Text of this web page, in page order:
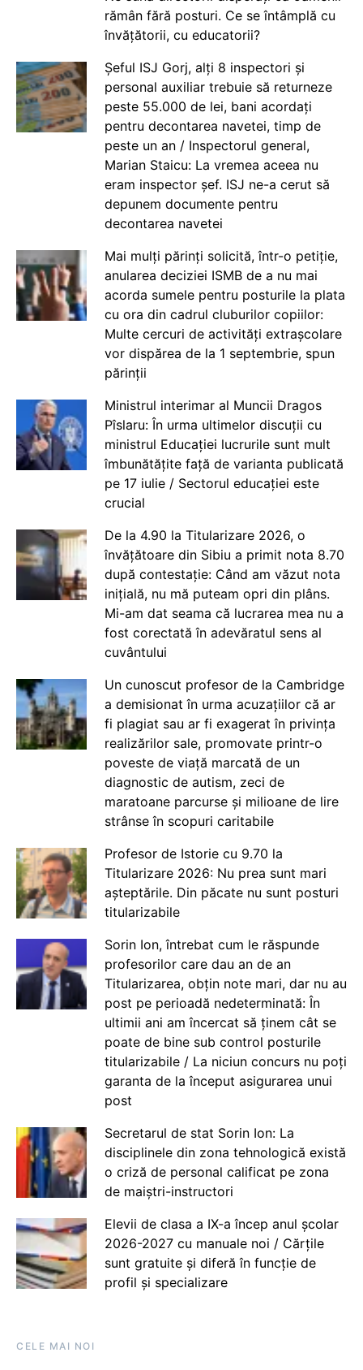
rămân fără posturi. Ce se întâmplă cu
învățătorii, cu educatorii?
Șeful ISJ Gorj, alți 8 inspectori și
personal auxiliar trebuie să returneze
peste 55.000 de lei, bani acordați
pentru decontarea navetei, timp de
peste un an / Inspectorul general,
Marian Staicu: La vremea aceea nu
eram inspector șef. ISJ ne-a cerut să
depunem documente pentru
decontarea navetei
Mai mulți părinți solicită, într-o petiție,
anularea deciziei ISMB de a nu mai
acorda sumele pentru posturile la plata
cu ora din cadrul cluburilor copiilor:
Multe cercuri de activități extrașcolare
vor dispărea de la 1 septembrie, spun
părinții
Ministrul interimar al Muncii Dragos
Pîslaru: În urma ultimelor discuții cu
ministrul Educației lucrurile sunt mult
îmbunătățite față de varianta publicată
pe 17 iulie / Sectorul educației este
crucial
De la 4.90 la Titularizare 2026, o
învățătoare din Sibiu a primit nota 8.70
după contestație: Când am văzut nota
inițială, nu mă puteam opri din plâns.
Mi-am dat seama că lucrarea mea nu a
fost corectată în adevăratul sens al
cuvântului
Un cunoscut profesor de la Cambridge
a demisionat în urma acuzațiilor că ar
fi plagiat sau ar fi exagerat în privința
realizărilor sale, promovate printr-o
poveste de viață marcată de un
diagnostic de autism, zeci de
maratoane parcurse și milioane de lire
strânse în scopuri caritabile
Profesor de Istorie cu 9.70 la
Titularizare 2026: Nu prea sunt mari
așteptările. Din păcate nu sunt posturi
titularizabile
Sorin Ion, întrebat cum le răspunde
profesorilor care dau an de an
Titularizarea, obțin note mari, dar nu au
post pe perioadă nedeterminată: În
ultimii ani am încercat să ținem cât se
poate de bine sub control posturile
titularizabile / La niciun concurs nu poți
garanta de la început asigurarea unui
post
Secretarul de stat Sorin Ion: La
disciplinele din zona tehnologică există
o criză de personal calificat pe zona
de maiștri-instructori
Elevii de clasa a IX-a încep anul școlar
2026-2027 cu manuale noi / Cărțile
sunt gratuite și diferă în funcție de
profil și specializare
CELE MAI NOI